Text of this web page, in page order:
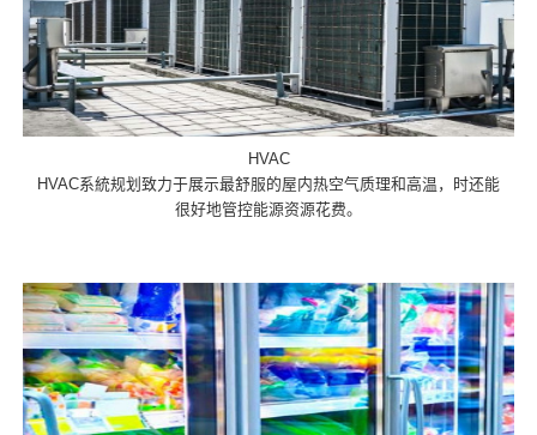
HVAC
HVAC系統规划致力于展示最舒服的屋内热空气质理和高温，时还能
很好地管控能源资源花费。